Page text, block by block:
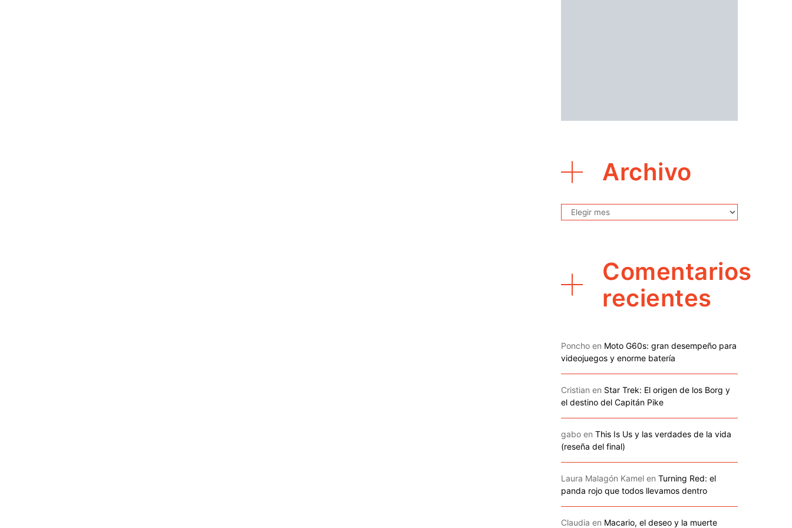
Archivo
Archivo
Comentarios
recientes
Poncho en Moto G60s: gran desempeño para
videojuegos y enorme batería
Cristian en Star Trek: El origen de los Borg y
el destino del Capitán Pike
gabo en This Is Us y las verdades de la vida
(reseña del final)
Laura Malagón Kamel en Turning Red: el
panda rojo que todos llevamos dentro
Claudia en Macario, el deseo y la muerte